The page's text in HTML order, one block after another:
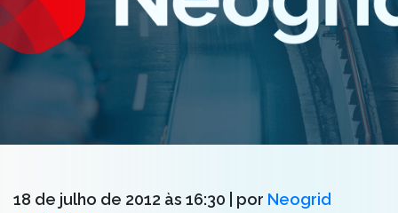
18 de julho de 2012 às 16:30 | por Neogrid